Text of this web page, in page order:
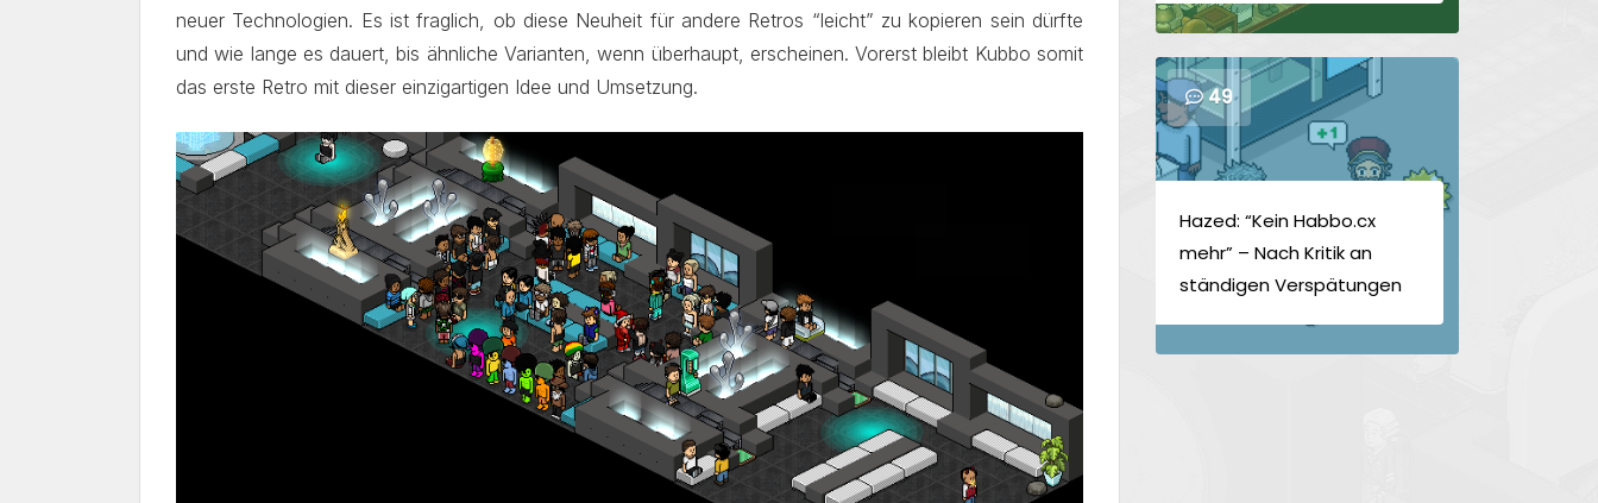
neuer Technologien. Es ist fraglich, ob diese Neuheit für andere Retros “leicht” zu kopieren sein dürfte
und wie lange es dauert, bis ähnliche Varianten, wenn überhaupt, erscheinen. Vorerst bleibt Kubbo somit
das erste Retro mit dieser einzigartigen Idee und Umsetzung.
49
Hazed: “Kein Habbo.cx
mehr” – Nach Kritik an
ständigen Verspätungen